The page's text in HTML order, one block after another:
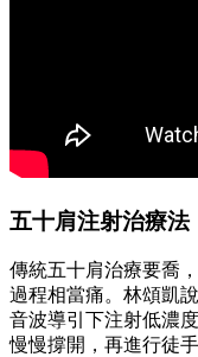
五十肩注射治療
傳統五十肩治療要喬
過程相當痛。林頌凱
音波導引下注射低濃
慢慢撐開，再進行徒